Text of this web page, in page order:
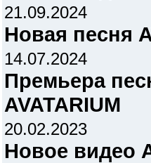
21.09.2024
Новая песня
14.07.2024
Премьера
AVATARIUM
20.02.2023
Новое видео